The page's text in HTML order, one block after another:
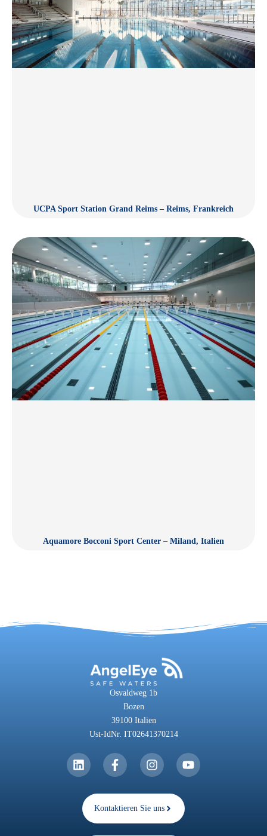
UCPA Sport Station Grand Reims – Reims, Frankreich
Aquamore Bocconi Sport Center – Miland, Italien
Osvaldweg 1b
Bozen
39100 Italien
Ust-IdNr. IT02641370214
Kontaktieren Sie uns